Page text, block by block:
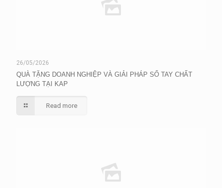
26/05/2026
QUÀ TẶNG DOANH NGHIỆP VÀ GIẢI PHÁP SỔ TAY CHẤT
LƯỢNG TẠI KAP
Read more